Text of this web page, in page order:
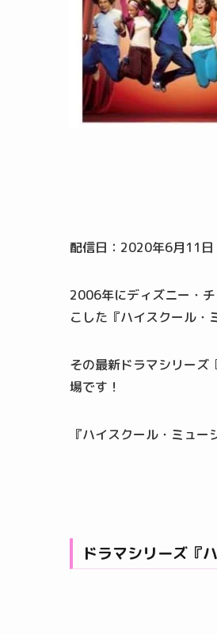
配信日：2020年6月11日
2006年にディズニー・
こした『ハイスクール・
その最新ドラマシリーズ
場です！
『ハイスクール・ミュ
ドラマシリーズ『